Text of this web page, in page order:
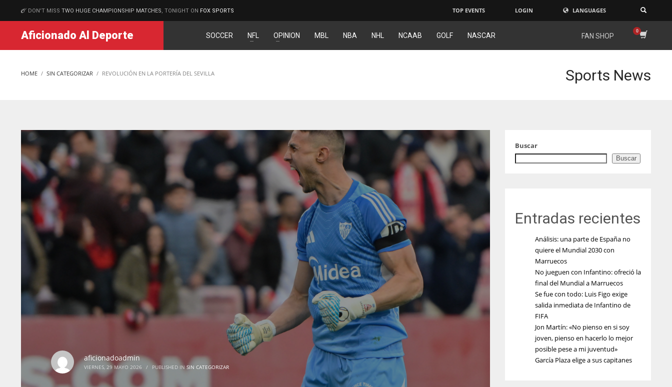
MATCHES
DON'T MISS TWO HUGE CHAMPIONSHIP MATCHES , TONIGHT ON FOX SPORTS TOP EVENTS LOGIN LANGUAGES
Aficionado Al Deporte SOCCER NFL OPINION MBL NBA NHL NCAAB GOLF NASCAR FAN SHOP
HOME SIN CATEGORIZAR REVOLUCIÓN EN LA PORTERÍA DEL SEVILLA Sports News
aficionadoadmin
VIERNES, 29 MAYO 2026 / PUBLISHED INSIN CATEGORIZAR
Buscar
Buscar
Entradas recientes
Análisis: una parte de España no
quiere el Mundial 2030 con
Marruecos
No jueguen con Infantino: ofreció la
final del Mundial a Marruecos
Se fue con todo: Luis Figo exige
salida inmediata de Infantino de
FIFA
Jon Martín: «No pienso en si soy
joven, pienso en hacerlo lo mejor
posible pese a mi juventud»
García Plaza elige a sus capitanes